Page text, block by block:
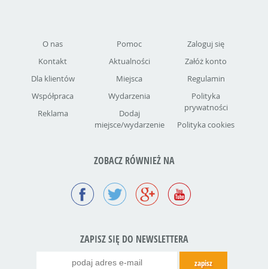
O nas
Kontakt
Dla klientów
Współpraca
Reklama
Pomoc
Aktualności
Miejsca
Wydarzenia
Dodaj
miejsce/wydarzenie
Zaloguj się
Załóż konto
Regulamin
Polityka
prywatności
Polityka cookies
ZOBACZ RÓWNIEŻ NA
ZAPISZ SIĘ DO NEWSLETTERA